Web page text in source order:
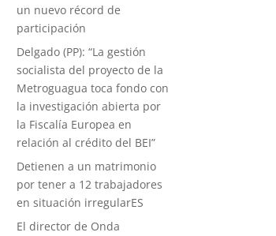
un nuevo récord de
participación
Delgado (PP): “La gestión
socialista del proyecto de la
Metroguagua toca fondo con
la investigación abierta por
la Fiscalía Europea en
relación al crédito del BEI”
Detienen a un matrimonio
por tener a 12 trabajadores
en situación irregularES
El director de Onda